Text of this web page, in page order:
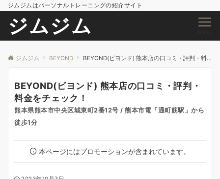
ジムジムはパーソナルトレーニングの紹介サイト
ジムジム
ジムジム BEYOND BEYOND(ビヨンド) 熊本店の口コミ・評判・料金をチェック！
BEYOND(ビヨンド) 熊本店の口コミ・評判・
料金をチェック！
熊本県熊本市中央区城東町2番12号 / 熊本市電「通町筋駅」から
徒歩1分
本ページにはプロモーションが含まれています。